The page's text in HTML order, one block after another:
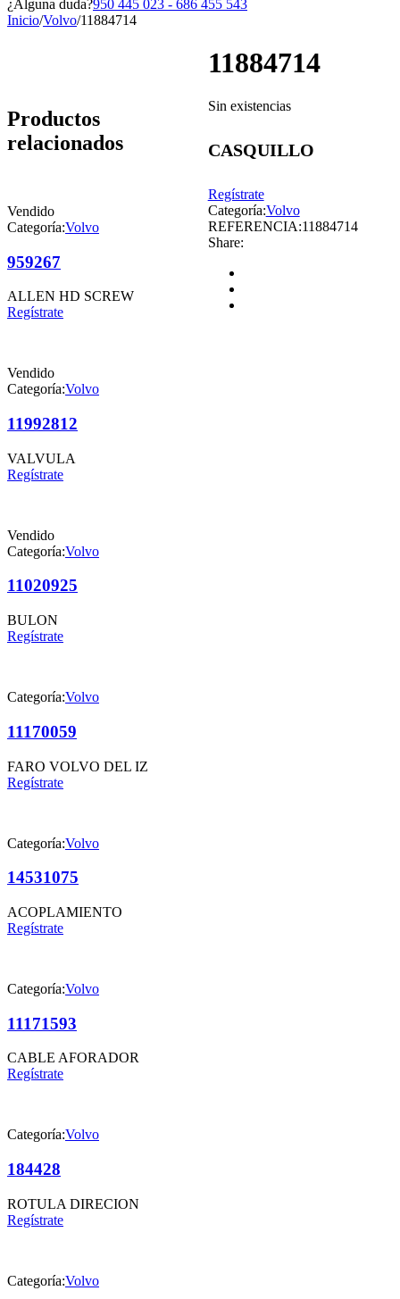
¿Alguna duda?950 445 023 - 686 455 543
Inicio/Volvo/11884714
11884714
Sin existencias
CASQUILLO
Regístrate
Categoría:Volvo
REFERENCIA:11884714
Share:
Productos
relacionados
Vendido
Categoría:Volvo
959267
ALLEN HD SCREW
Regístrate
Vendido
Categoría:Volvo
11992812
VALVULA
Regístrate
Vendido
Categoría:Volvo
11020925
BULON
Regístrate
Categoría:Volvo
11170059
FARO VOLVO DEL IZ
Regístrate
Categoría:Volvo
14531075
ACOPLAMIENTO
Regístrate
Categoría:Volvo
11171593
CABLE AFORADOR
Regístrate
Categoría:Volvo
184428
ROTULA DIRECION
Regístrate
Categoría:Volvo